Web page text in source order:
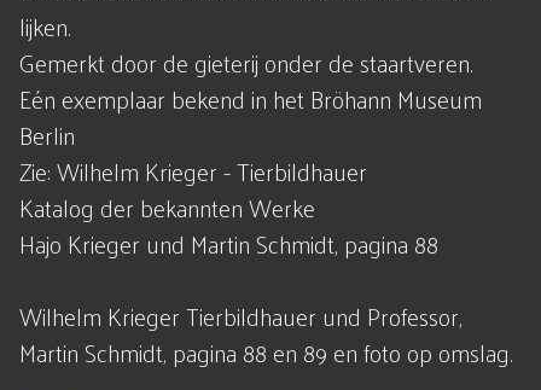
lijken.
Gemerkt door de gieterij onder de staartveren.
Eén exemplaar bekend in het Bröhann Museum
Berlin
Zie: Wilhelm Krieger - Tierbildhauer
Katalog der bekannten Werke
Hajo Krieger und Martin Schmidt, pagina 88
Wilhelm Krieger Tierbildhauer und Professor,
Martin Schmidt, pagina 88 en 89 en foto op omslag.